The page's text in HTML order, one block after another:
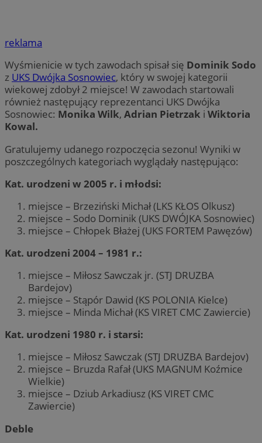
reklama
Wyśmienicie w tych zawodach spisał się Dominik Sodo
z UKS Dwójka Sosnowiec, który w swojej kategorii
wiekowej zdobył 2 miejsce! W zawodach startowali
również następujący reprezentanci UKS Dwójka
Sosnowiec: Monika Wilk, Adrian Pietrzak i Wiktoria
Kowal.
Gratulujemy udanego rozpoczęcia sezonu! Wyniki w
poszczególnych kategoriach wyglądały następująco:
Kat. urodzeni w 2005 r. i młodsi:
miejsce – Brzeziński Michał (LKS KŁOS Olkusz)
miejsce – Sodo Dominik (UKS DWÓJKA Sosnowiec)
miejsce – Chłopek Błażej (UKS FORTEM Pawęzów)
Kat. urodzeni 2004 – 1981 r.:
miejsce – Miłosz Sawczak jr. (STJ DRUZBA
Bardejov)
miejsce – Stąpór Dawid (KS POLONIA Kielce)
miejsce – Minda Michał (KS VIRET CMC Zawiercie)
Kat. urodzeni 1980 r. i starsi:
miejsce – Miłosz Sawczak (STJ DRUZBA Bardejov)
miejsce – Bruzda Rafał (UKS MAGNUM Koźmice
Wielkie)
miejsce – Dziub Arkadiusz (KS VIRET CMC
Zawiercie)
Deble